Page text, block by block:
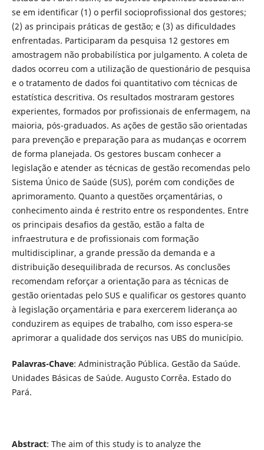
se em identificar (1) o perfil socioprofissional dos gestores;
(2) as principais práticas de gestão; e (3) as dificuldades
enfrentadas. Participaram da pesquisa 12 gestores em
amostragem não probabilística por julgamento. A coleta de
dados ocorreu com a utilização de questionário de pesquisa
e o tratamento de dados foi quantitativo com técnicas de
estatística descritiva. Os resultados mostraram gestores
experientes, formados por profissionais de enfermagem, na
maioria, pós-graduados. As ações de gestão são orientadas
para prevenção e preparação para as mudanças e ocorrem
de forma planejada. Os gestores buscam conhecer a
legislação e atender as técnicas de gestão recomendas pelo
Sistema Único de Saúde (SUS), porém com condições de
aprimoramento. Quanto a questões orçamentárias, o
conhecimento ainda é restrito entre os respondentes. Entre
os principais desafios da gestão, estão a falta de
infraestrutura e de profissionais com formação
multidisciplinar, a grande pressão da demanda e a
distribuição desequilibrada de recursos. As conclusões
recomendam reforçar a orientação para as técnicas de
gestão orientadas pelo SUS e qualificar os gestores quanto
à legislação orçamentária e para exercerem liderança ao
conduzirem as equipes de trabalho, com isso espera-se
aprimorar a qualidade dos serviços nas UBS do município.
Palavras-Chave: Administração Pública. Gestão da Saúde.
Unidades Básicas de Saúde. Augusto Corrêa. Estado do
Pará.
Abstract: The aim of this study is to analyze the